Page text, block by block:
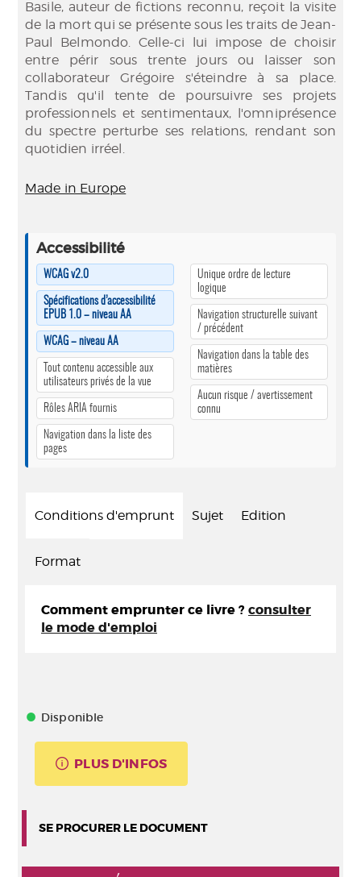
Basile, auteur de fictions reconnu, reçoit la visite
de la mort qui se présente sous les traits de Jean-
Paul Belmondo. Celle-ci lui impose de choisir
entre périr sous trente jours ou laisser son
collaborateur Grégoire s'éteindre à sa place.
Tandis qu'il tente de poursuivre ses projets
professionnels et sentimentaux, l'omniprésence
du spectre perturbe ses relations, rendant son
quotidien irréel.
Made in Europe
Accessibilité
WCAG v2.0
Spécifications d’accessibilité
EPUB 1.0 – niveau AA
WCAG – niveau AA
Tout contenu accessible aux
utilisateurs privés de la vue
Rôles ARIA fournis
Navigation dans la liste des
pages
Unique ordre de lecture
logique
Navigation structurelle suivant
/ précédent
Navigation dans la table des
matières
Aucun risque / avertissement
connu
Conditions d'emprunt Sujet Edition
Format
Comment emprunter ce livre ? consulter
le mode d'emploi
Disponible
PLUS D'INFOS
SE PROCURER LE DOCUMENT